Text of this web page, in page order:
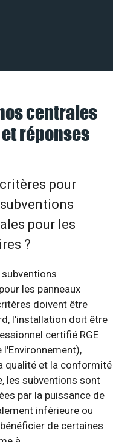
centrales
réponses
pour
pour les
?
les panneaux
doivent être
l'installation doit être
certifié RGE
l'Environnement),
qualité et la conformité
les subventions sont
par la puissance de
inférieure ou
de certaines